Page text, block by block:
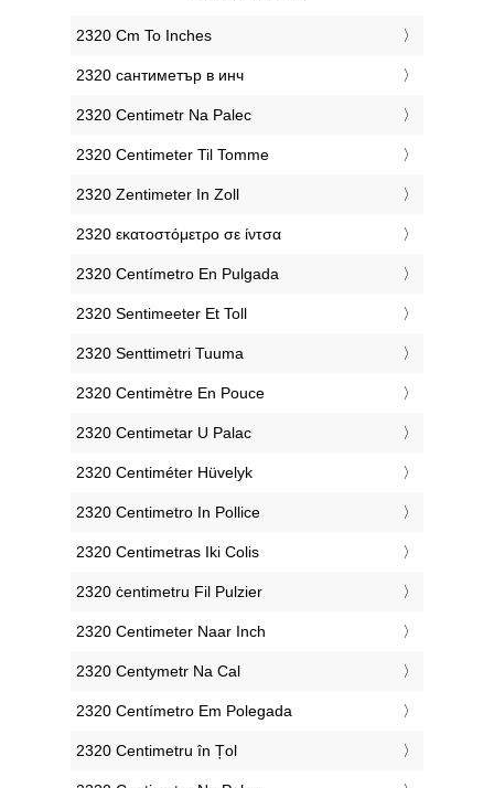
‎2320 Cm To Inches
‎2320 сантиметър в инч
‎2320 Centimetr Na Palec
‎2320 Centimeter Til Tomme
‎2320 Zentimeter In Zoll
‎2320 εκατοστόμετρο σε ίντσα
‎2320 Centímetro En Pulgada
‎2320 Sentimeeter Et Toll
‎2320 Senttimetri Tuuma
‎2320 Centimètre En Pouce
‎2320 Centimetar U Palac
‎2320 Centiméter Hüvelyk
‎2320 Centimetro In Pollice
‎2320 Centimetras Iki Colis
‎2320 ċentimetru Fil Pulzier
‎2320 Centimeter Naar Inch
‎2320 Centymetr Na Cal
‎2320 Centímetro Em Polegada
‎2320 Centimetru în Țol